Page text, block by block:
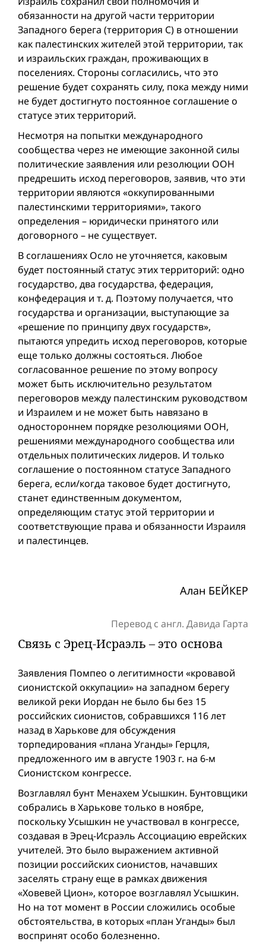
обязанности на другой части территории
Западного берега (территория С) в отношении
как палестинских жителей этой территории, так
и израильских граждан, проживающих в
поселениях. Стороны согласились, что это
решение будет сохранять силу, пока между ними
не будет достигнуто постоянное соглашение о
статусе этих территорий.
Несмотря на попытки международного
сообщества через не имеющие законной силы
политические заявления или резолюции ООН
предрешить исход переговоров, заявив, что эти
территории являются «оккупированными
палестинскими территориями», такого
определения – юридически принятого или
договорного – не существует.
В соглашениях Осло не уточняется, каковым
будет постоянный статус этих территорий: одно
государство, два государства, федерация,
конфедерация и т. д. Поэтому получается, что
государства и организации, выступающие за
«решение по принципу двух государств»,
пытаются упредить исход переговоров, которые
еще только должны состояться. Любое
согласованное решение по этому вопросу
может быть исключительно результатом
переговоров между палестинским руководством
и Израилем и не может быть навязано в
одностороннем порядке резолюциями ООН,
решениями международного сообщества или
отдельных политических лидеров. И только
соглашение о постоянном статусе Западного
берега, если/когда таковое будет достигнуто,
станет единственным документом,
определяющим статус этой территории и
соответствующие права и обязанности Израиля
и палестинцев.
Алан БЕЙКЕР
Перевод с англ. Давида Гарта
Связь с Эрец-Исраэль – это основа
Заявления Помпео о легитимности «кровавой
сионистской оккупации» на западном берегу
великой реки Иордан не было бы без 15
российских сионистов, собравшихся 116 лет
назад в Харькове для обсуждения
торпедирования «плана Уганды» Герцля,
предложенного им в августе 1903 г. на 6-м
Сионистском конгрессе.
Возглавлял бунт Менахем Усышкин. Бунтовщики
собрались в Харькове только в ноябре,
поскольку Усышкин не участвовал в конгрессе,
создавая в Эрец-Исраэль Ассоциацию еврейских
учителей. Это было выражением активной
позиции российских сионистов, начавших
заселять страну еще в рамках движения
«Ховевей Цион», которое возглавлял Усышкин.
Но на тот момент в России сложились особые
обстоятельства, в которых «план Уганды» был
воспринят особо болезненно.